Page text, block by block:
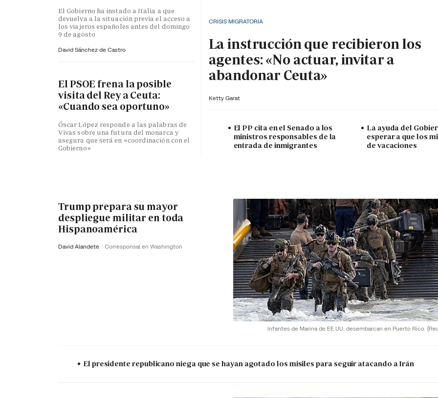
El Gobierno ha instado a Italia a que
devuelva a la situación previa el acceso a
los viajeros españoles antes del domingo
9 de agosto
David Sánchez de Castro
El PSOE frena la posible
visita del Rey a Ceuta:
«Cuando sea oportuno»
Óscar López responde a las palabras de
Vivas sobre una futura del monarca y
asegura que será en «coordinación con el
Gobierno»
CRISIS MIGRATORIA
La instrucción que recibieron los
agentes: «No actuar, invitar a
abandonar Ceuta»
Ketty Garat
El PP cita en el Senado a los
ministros responsables de la
entrada de inmigrantes
La ayuda del
esperar a que los
de vacaciones
Infantes de Marina de EE.UU. desembarcan en Puerto Rico.
Trump prepara su mayor
despliegue militar en toda
Hispanoamérica
David Alandete Corresponsal en Washington
El presidente republicano niega que se hayan agotado los misiles para seguir atacando a Irán